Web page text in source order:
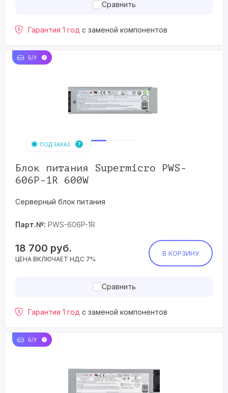
Сравнить
Гарантия 1 год с заменой компонентов
Б/У
ПОД ЗАКАЗ
Блок питания Supermicro PWS-
606P-1R 600W
Серверный блок питания
Парт.№: PWS-606P-1R
18 700 руб.
ЦЕНА ВКЛЮЧАЕТ НДС 7%
В КОРЗИНУ
Сравнить
Гарантия 1 год с заменой компонентов
Б/У